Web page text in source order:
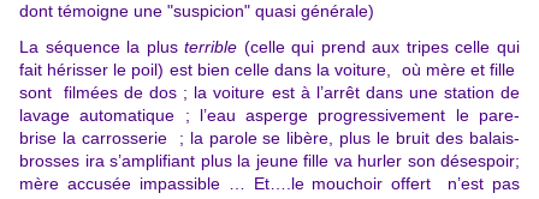
dont témoigne une "suspicion" quasi générale)
La séquence la plusterrible (celle qui prend aux tripes celle qui
fait hérisser le poil) est bien celle dans la voiture, où mère et fille
sont filmées de dos ; la voiture est à l’arrêt dans une station de
lavage automatique ; l’eau asperge progressivement le pare-
brise la carrosserie ; la parole se libère, plus le bruit des balais-
brosses ira s’amplifiant plus la jeune fille va hurler son désespoir;
mère accusée impassible … Et….le mouchoir offert n’est pas